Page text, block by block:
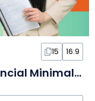
15 16:9
Provedores de Seguro Residencial Minimalista em Slides